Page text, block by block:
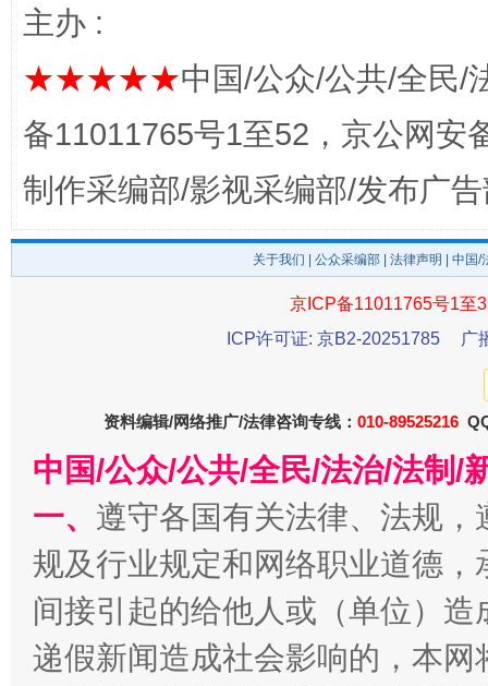
完善运行机制助力责任有效落实
东山县通报“牛蛙产品抗生素超标问题” 法
千年窑火 生生不息 一
主办 :
★★★★★中国/公众/公共/全民/
备11011765号1至52，京公网安
制作采编部/影视采编部/发布广
关于我们 公众采编部 法律声明 | 中国
京ICP备11011765号1至
ICP许可证: 京B2-20251785
广
资料编辑/网络推广/法律咨询专线： 010-89525216
中国/公众/公共/全民/法治/法制/
一、 遵守各国有关法律、法规
规及行业规定和网络职业道德
间接引起的给他人或（单位）
递假新闻造成社会影响的，本